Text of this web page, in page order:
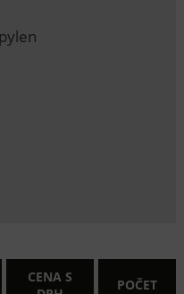
CENA S
POČET